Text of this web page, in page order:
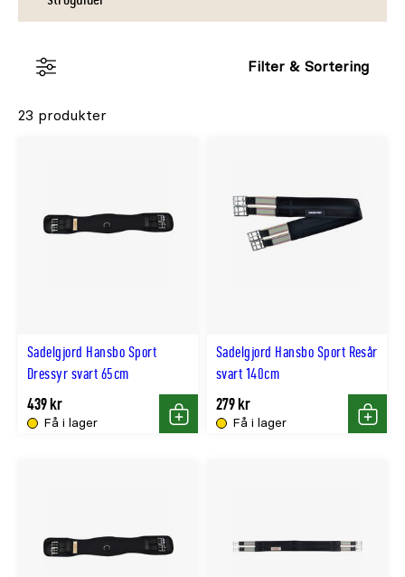
Filter & Sortering
23 produkter
Sadelgjord Hansbo Sport
Dressyr svart 65cm
Få i lager
439 kr
Köp
Sadelgjord Hansbo Sport Resår
svart 140cm
Få i lager
279 kr
Köp